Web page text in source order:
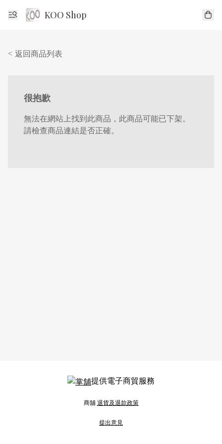
KOO Shop
< 返回商品列表
很抱歉
無法在網站上找到此商品，此商品可能已下架。
請檢查商品連結是否正確。
提供電子商貿服務
商舖退貨及退款政策
提出意見